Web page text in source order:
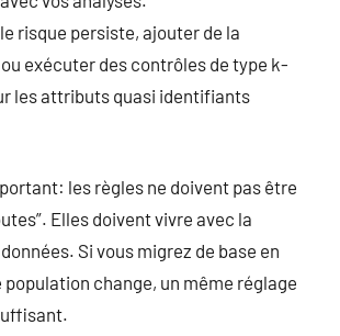
risque persiste, ajouter de la
exécuter des contrôles de type k-
les attributs quasi identifiants
les règles ne doivent pas être
Elles doivent vivre avec la
Si vous migrez de base en
population change, un même réglage